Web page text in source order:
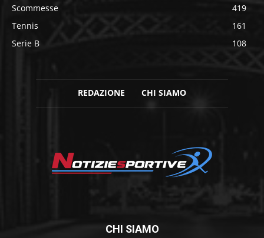
Scommesse
419
Tennis
161
Serie B
108
REDAZIONE CHI SIAMO
CHI SIAMO